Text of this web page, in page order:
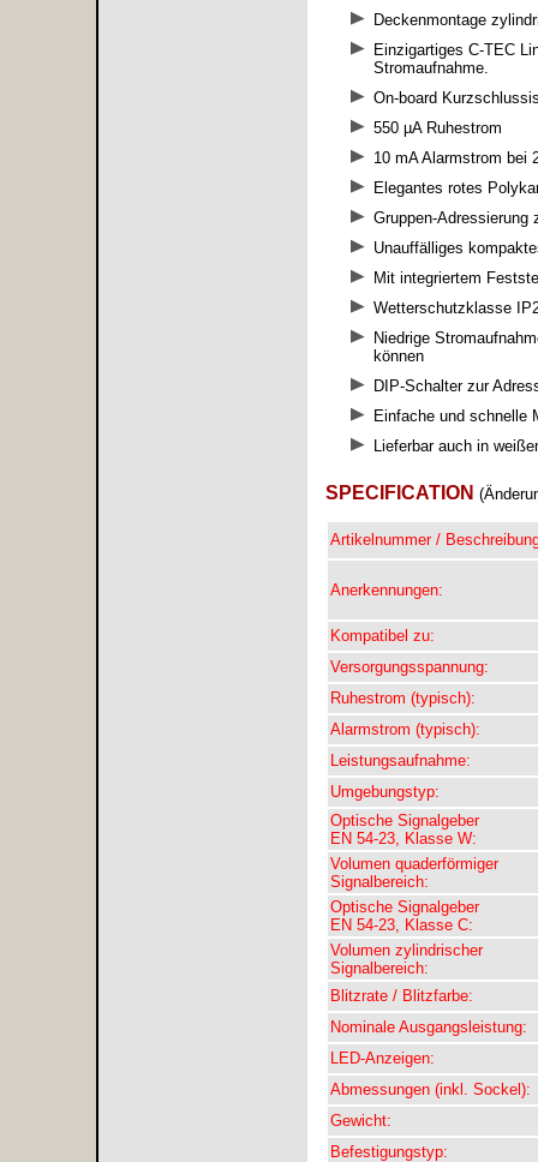
Deckenmontage
Einzigartiges C-TEC
Stromaufnahme.
On-board
550 µA Ruhestrom
10 mA Alarmstrom bei
Elegantes rotes
Gruppen-Adressierung
Unauffälliges
Mit integriertem
Wetterschutzklasse
Niedrige
können
DIP-Schalter zur
Einfache und schnelle
Lieferbar auch in
SPECIFICATION
Artikelnummer /
Anerkennungen:
Kompatibel zu:
Versorgungsspannung:
Ruhestrom (typisch):
Alarmstrom (typisch):
Leistungsaufnahme:
Umgebungstyp:
Optische Signalgeber
EN 54-23, Klasse W:
Volumen quaderförmiger
Signalbereich:
Optische Signalgeber
EN 54-23, Klasse C:
Volumen zylindrischer
Signalbereich:
Blitzrate / Blitzfarbe:
Nominale Ausgangsleistung:
LED-Anzeigen:
Abmessungen (inkl. Sockel):
Gewicht:
Befestigungstyp: